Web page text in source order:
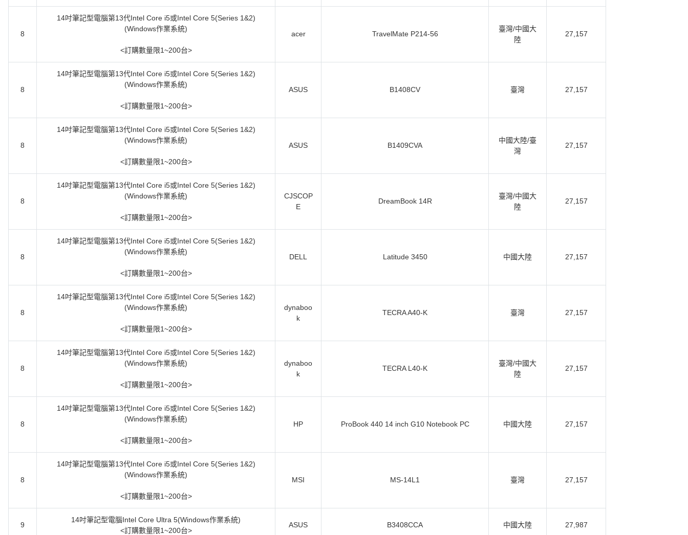
8
14吋筆記型電腦第13代Intel Core i5或Intel Core 5(Series 1&2)
(Windows作業系統)
<訂購數量限1~200台>
acer TravelMate P214-56
臺灣/中國大
陸
27,157
8
14吋筆記型電腦第13代Intel Core i5或Intel Core 5(Series 1&2)
(Windows作業系統)
<訂購數量限1~200台>
ASUS B1408CV 臺灣 27,157
8
14吋筆記型電腦第13代Intel Core i5或Intel Core 5(Series 1&2)
(Windows作業系統)
<訂購數量限1~200台>
ASUS B1409CVA
中國大陸/臺
灣
27,157
8
14吋筆記型電腦第13代Intel Core i5或Intel Core 5(Series 1&2)
(Windows作業系統)
<訂購數量限1~200台>
CJSCOP
E
DreamBook 14R
臺灣/中國大
陸
27,157
8
14吋筆記型電腦第13代Intel Core i5或Intel Core 5(Series 1&2)
(Windows作業系統)
<訂購數量限1~200台>
DELL Latitude 3450 中國大陸 27,157
8
14吋筆記型電腦第13代Intel Core i5或Intel Core 5(Series 1&2)
(Windows作業系統)
<訂購數量限1~200台>
dynaboo
k
TECRA A40-K 臺灣 27,157
8
14吋筆記型電腦第13代Intel Core i5或Intel Core 5(Series 1&2)
(Windows作業系統)
<訂購數量限1~200台>
dynaboo
k
TECRA L40-K
臺灣/中國大
陸
27,157
8
14吋筆記型電腦第13代Intel Core i5或Intel Core 5(Series 1&2)
(Windows作業系統)
<訂購數量限1~200台>
HP ProBook 440 14 inch G10 Notebook PC 中國大陸 27,157
8
14吋筆記型電腦第13代Intel Core i5或Intel Core 5(Series 1&2)
(Windows作業系統)
<訂購數量限1~200台>
MSI MS-14L1 臺灣 27,157
9
14吋筆記型電腦Intel Core Ultra 5(Windows作業系統)
<訂購數量限1~200台>
ASUS B3408CCA 中國大陸 27,987